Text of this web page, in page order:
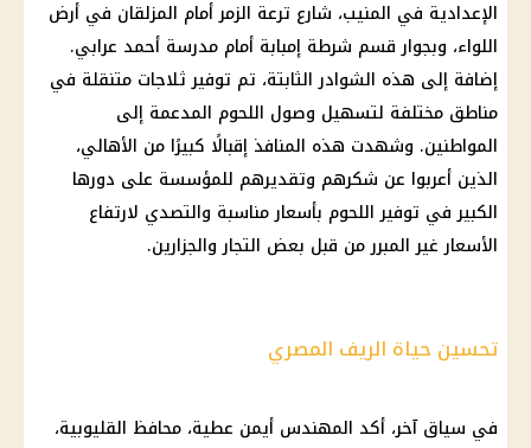
الإعدادية في المنيب، شارع ترعة الزمر أمام المزلقان في أرض
اللواء، وبجوار قسم شرطة إمبابة أمام مدرسة أحمد عرابي.
إضافة إلى هذه الشوادر الثابتة، تم توفيرثلاجات متنقلة في
مناطق مختلفة لتسهيل وصول اللحوم المدعمة إلى
المواطنين. وشهدت هذه المنافذ إقبالًا كبيرًا من الأهالي،
الذين أعربوا عن شكرهم وتقديرهم للمؤسسة على دورها
الكبير في توفير اللحوم بأسعار مناسبة والتصدي لارتفاع
الأسعارغير المبرر من قبل بعض التجاروالجزارين.
تحسين حياة الريف المصري
في سياق آخر، أكد المهندس أيمن عطية، محافظ القليوبية،